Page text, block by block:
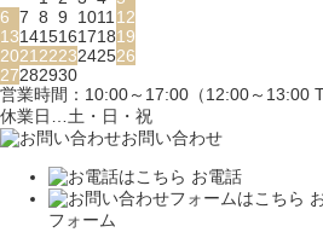
6 7 8 9 1011 12
13141516171819
2021 2223242526
27282930
営業時間：10:00～17:00（12:00～13:00
休業日…土・日・祝
お問い合わせ
お電話
フォーム